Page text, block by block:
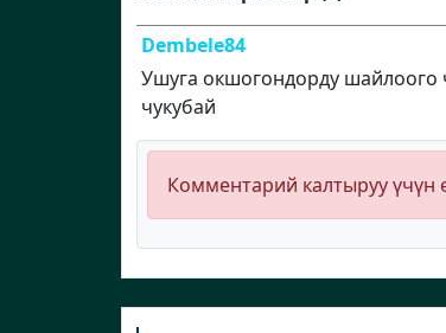
Dembele84
Ушуга окшогондорду
чукубай
Комментарий калтыруу